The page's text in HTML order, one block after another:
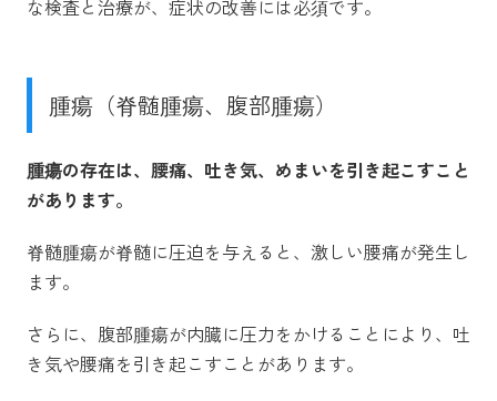
な検査と治療が、症状の改善には必須です。
腫瘍（脊髄腫瘍、腹部腫瘍）
腫瘍の存在は、腰痛、吐き気、めまいを引き起こすこと
があります。
脊髄腫瘍が脊髄に圧迫を与えると、激しい腰痛が発生し
ます。
さらに、腹部腫瘍が内臓に圧力をかけることにより、吐
き気や腰痛を引き起こすことがあります。